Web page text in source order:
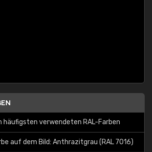
häufigsten verwendeten RAL-Farben
auf dem Bild: Anthrazitgrau (RAL 7016)